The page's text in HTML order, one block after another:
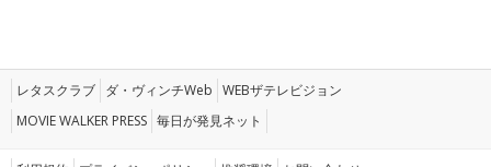
レタスクラブ ダ・ヴィンチWeb WEBザテレビジョン
MOVIE WALKER PRESS 毎日が発見ネット